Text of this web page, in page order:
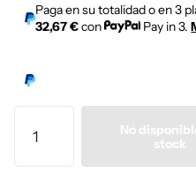
Paga en su totalidad o en 3
32,67 €con Pay in 3.
No
stock